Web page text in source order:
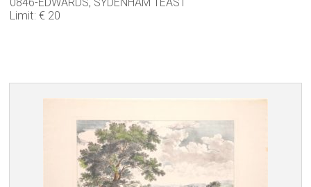
Limit: € 20